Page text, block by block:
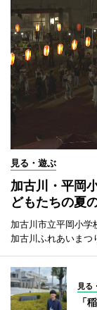
見る・遊ぶ
加古川・平岡
どもたちの夏
加古川市立平岡小学
加古川ふれあいまつ
見る
「